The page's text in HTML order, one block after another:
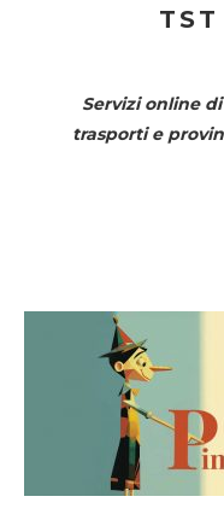
Servizi online
trasporti e